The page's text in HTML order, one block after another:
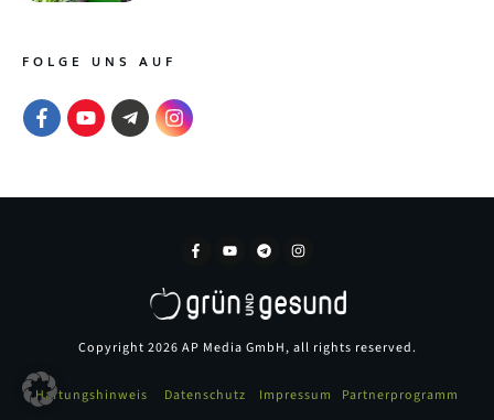
FOLGE UNS AUF
Haftungshinweis Datenschutz Impressum Partnerprogramm
Copyright 2026 AP Media GmbH, all rights reserved.